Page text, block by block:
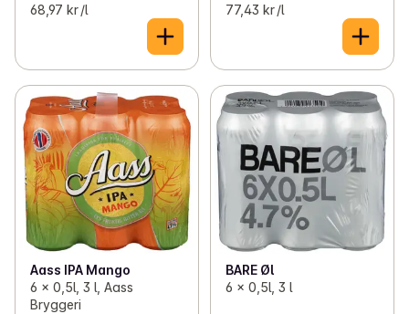
68,97 kr /l 77,43 kr /l
Aass IPA Mango
6 x 0,5l, 3 l, Aass
Bryggeri
BARE Øl
6 x 0,5l, 3 l